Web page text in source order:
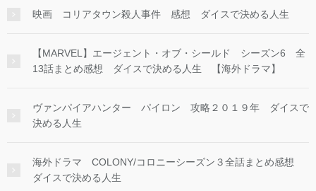
映画 コリアタウン殺人事件 感想 ダイスで決める人生
【MARVEL】エージェント・オブ・シールド シーズン6 全
13話まとめ感想 ダイスで決める人生 【海外ドラマ】
ヴァンパイアハンター パイロン 攻略２０１９年 ダイスで
決める人生
海外ドラマ COLONY/コロニーシーズン３全話まとめ感想
ダイスで決める人生